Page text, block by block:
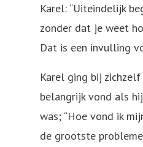
Karel: “Uiteindelijk
zonder dat je weet
Dat is een invulling
Karel ging bij
belangrijk vond als
was; “Hoe vond ik
de grootste